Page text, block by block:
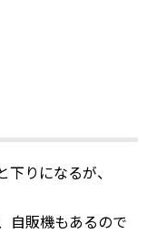
りになるが、
自販機もあるので